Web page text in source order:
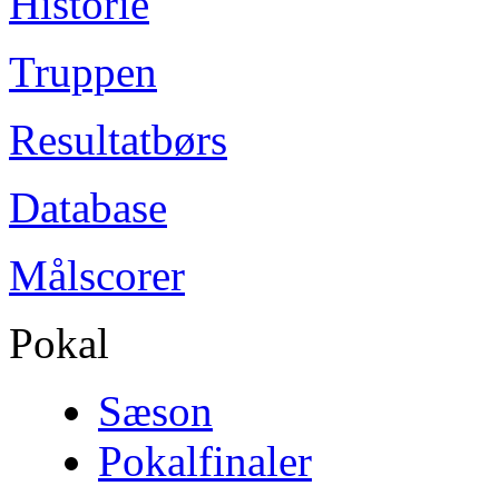
Truppen
Resultatbørs
Database
Målscorer
Pokal
Sæson
Pokalfinaler